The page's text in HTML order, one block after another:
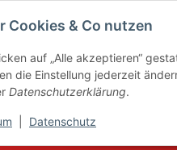
Cookies & Co nutzen
auf „Alle akzeptieren“
die Einstellung jederzeit
Datenschutzerklärung.
Datenschutz
USt., zzgl.